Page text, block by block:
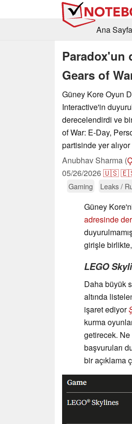
Ana Sayfa
Paradox'un
Gears of
Güney Kore Oyun
Interactive'in
derecelendirdi ve
of War: E-Day,
partisinde yer alıyor
Anubhav Sharma (
05/26/2026🇺🇸
Gaming Leaks /
Güney
adresinde
girişle
LEGO
Daha büyük
altında
işaret ediyor
kurma
getirecek.
başvuruları
bir açıklama